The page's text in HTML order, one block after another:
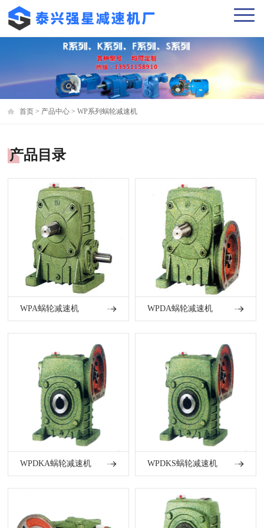
首页 > 产品中心 >WP系列蜗轮减速机
产品目录
WPA蜗轮减速机 WPDA蜗轮减速机
WPDKA蜗轮减速机 WPDKS蜗轮减速机